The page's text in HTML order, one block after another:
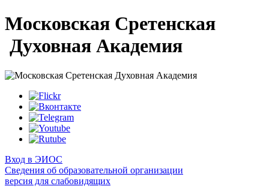
Московская Сретенская
Духовная Академия
Вход в ЭИОС
Сведения об образовательной организации
версия для слабовидящих